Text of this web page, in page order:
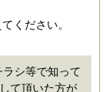
ください。
シ等で知って
て頂いた方が